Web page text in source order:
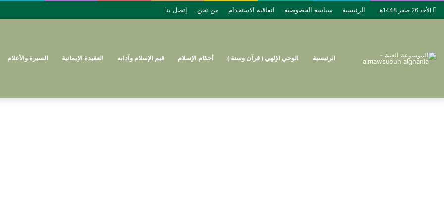
الأحد 26 صفر 1448هـ الرئيسية سياسة الخصوصية اتفاقية الاستخدام من نحن إتصل بنا
الرئيسية الوحي الإلهي ( قرآن وسنة ) أحكام الإسلام قيم الإسلام وآدابه العقيدة الإيمانية السيرة والأعلام